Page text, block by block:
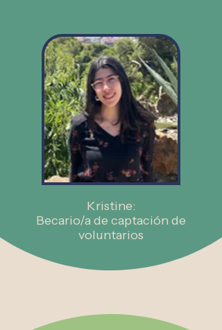
Kristine:
Becario/ade captación de
voluntarios